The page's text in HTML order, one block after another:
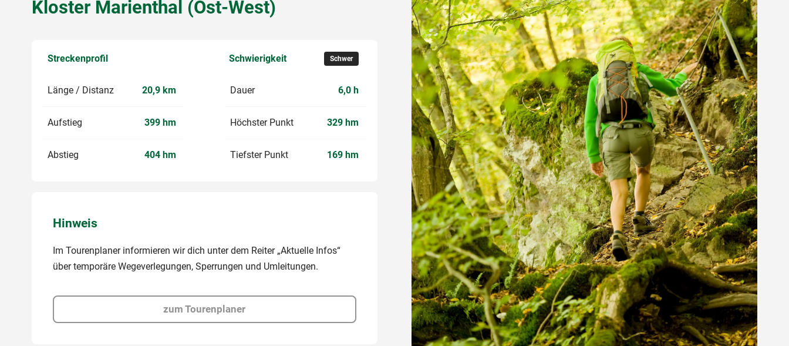
Kloster Marienthal (Ost-West)
Streckenprofil Schwierigkeit Schwer
Länge / Distanz 20,9 km
Aufstieg 399 hm
Abstieg 404 hm
Dauer 6,0 h
Höchster Punkt 329 hm
Tiefster Punkt 169 hm
Hinweis
Im Tourenplaner informieren wir dich unter dem Reiter „Aktuelle Infos“
über temporäre Wegeverlegungen, Sperrungen und Umleitungen.
zum Tourenplaner